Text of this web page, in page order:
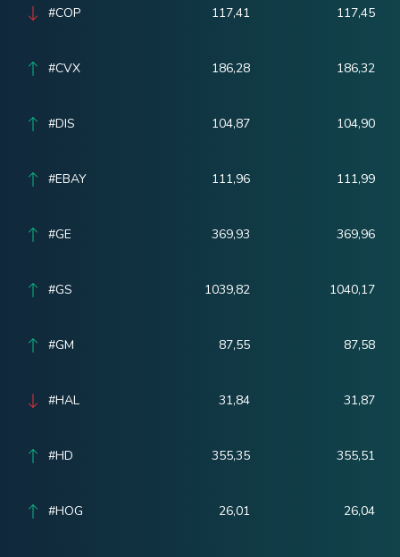
#COP 117,41 117,45
#CVX 186,28 186,32
#DIS 104,87 104,90
#EBAY 111,96 111,99
#GE 369,93 369,96
#GS 1039,82 1040,17
#GM 87,55 87,58
#HAL 31,84 31,87
#HD 355,35 355,51
#HOG 26,01 26,04